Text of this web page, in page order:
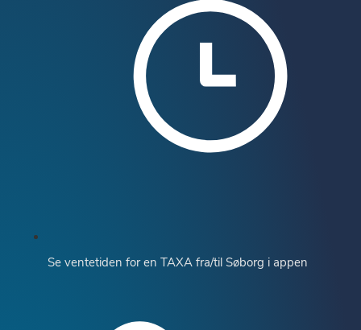
Se ventetiden for en TAXA fra/til Søborg i appen